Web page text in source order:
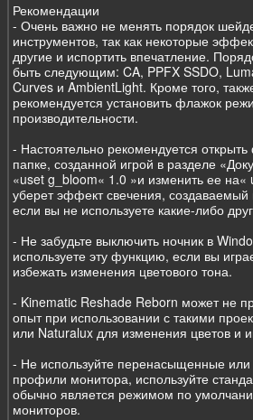
Рекомендации
- Очень важно не менять порядок
инструментов, так как некоторые
другие и испортить впечатление.
быть следующим: CA, PPFX SSDO,
Curves и AmbientLight. Кроме того,
рекомендуется установить флажок
производительности.
- Настоятельно рекомендуется
папке, созданной игрой в разделе
«uset g_bloom« 1.0 »и изменить ее
уберет эффект свечения, создаваемый
если вы не используете какие-либо
- Не забудьте выключить ночник в
используете эту функцию, если вы
избежать изменения цветового тона.
- Kinematic Reshade Reborn может не
опыт при использовании с такими
или Naturalux для изменения цветов и
- Не используйте перенасыщенные
профили монитора, используйте
обычно является режимом по
мониторов.